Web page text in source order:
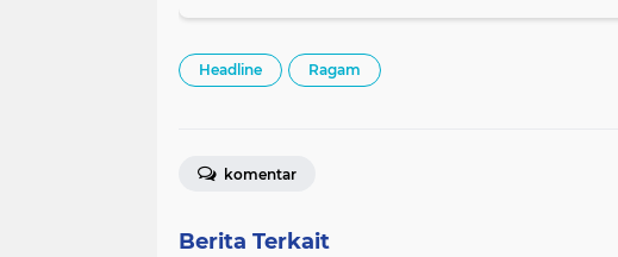
Headline Ragam
komentar
Berita Terkait